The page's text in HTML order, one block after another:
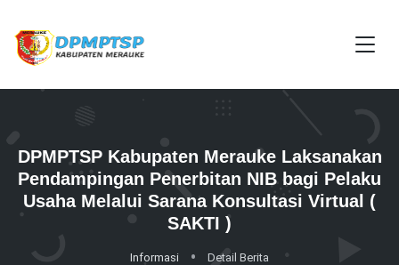
DPMPTSP Kabupaten Merauke Laksanakan
Pendampingan Penerbitan NIB bagi Pelaku
Usaha Melalui Sarana Konsultasi Virtual (
SAKTI )
Informasi Detail Berita